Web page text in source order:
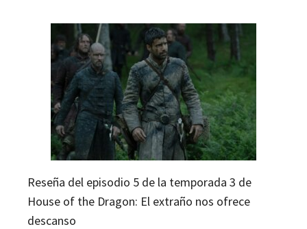
Reseña del episodio 5 de la temporada 3 de
House of the Dragon: El extraño nos ofrece
descanso